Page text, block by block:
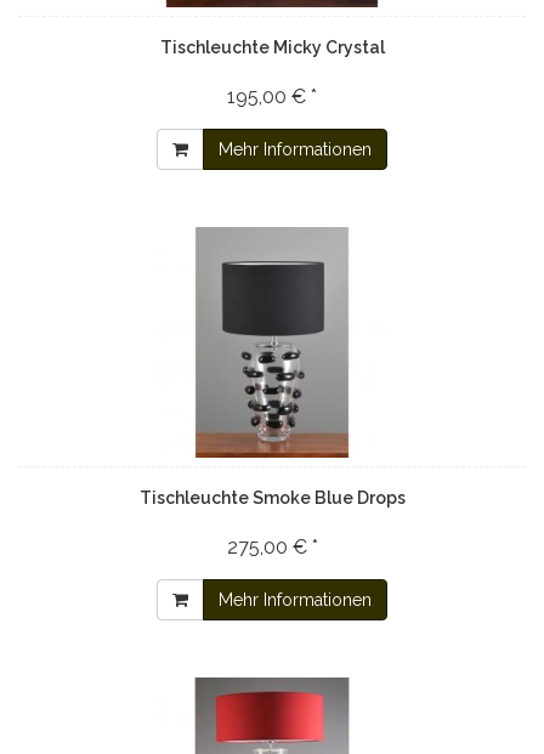
Tischleuchte Micky Crystal
195,00 € *
Mehr Informationen
Tischleuchte Smoke Blue Drops
275,00 € *
Mehr Informationen